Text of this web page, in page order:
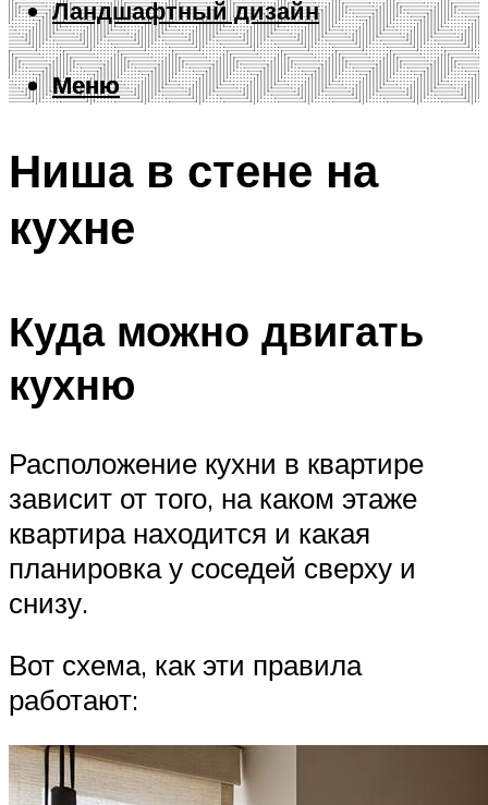
Ландшафтный дизайн
Меню
Меню
Ниша в стене на
кухне
Куда можно двигать
кухню
Расположение кухни в квартире
зависит от того, на каком этаже
квартира находится и какая
планировка у соседей сверху и
снизу.
Вот схема, как эти правила
работают: